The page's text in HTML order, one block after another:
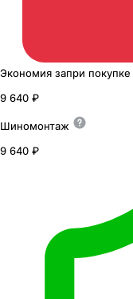
Экономия запри покупке
9 640 ₽
Шиномонтаж
9 640 ₽